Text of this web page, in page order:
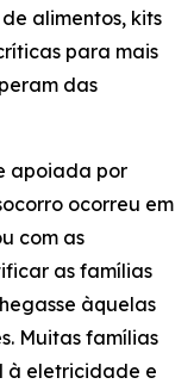
alimentos, kits
para mais
das
apoiada por
ocorreu em
com as
as famílias
àquelas
Muitas famílias
à eletricidade e